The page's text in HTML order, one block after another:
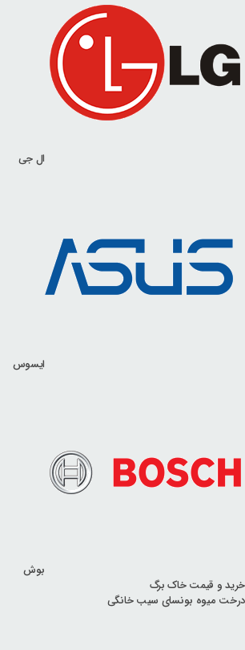
ال جی
ایسوس
بوش
خرید و قیمت خاک برگ
درخت میوه بونسای سیب خانگی